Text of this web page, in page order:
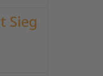
Sieg